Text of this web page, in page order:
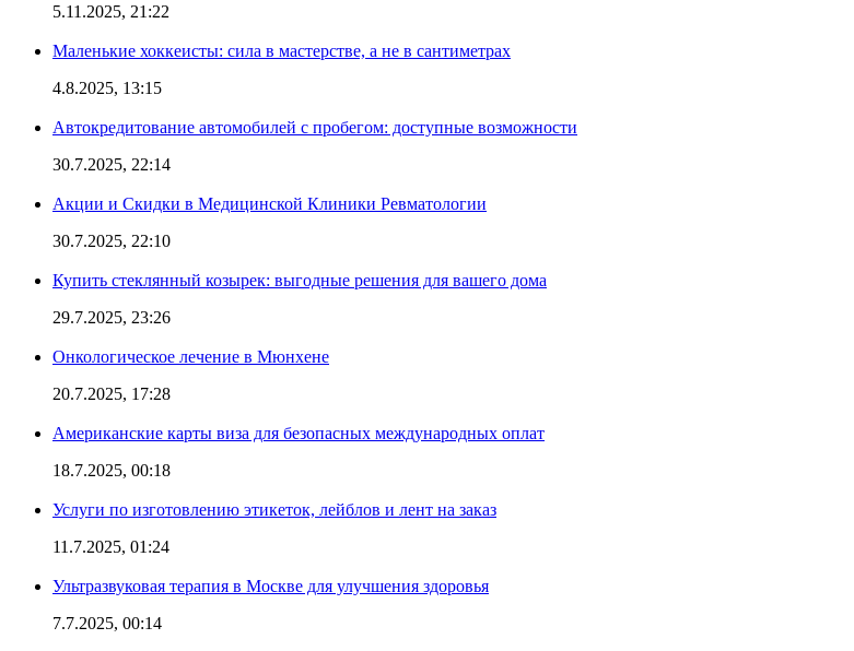
5.11.2025, 21:22
Маленькие хоккеисты: сила в мастерстве, а не в сантиметрах
4.8.2025, 13:15
Автокредитование автомобилей с пробегом: доступные возможности
30.7.2025, 22:14
Акции и Скидки в Медицинской Клиники Ревматологии
30.7.2025, 22:10
Купить стеклянный козырек: выгодные решения для вашего дома
29.7.2025, 23:26
Онкологическое лечение в Мюнхене
20.7.2025, 17:28
Американские карты виза для безопасных международных оплат
18.7.2025, 00:18
Услуги по изготовлению этикеток, лейблов и лент на заказ
11.7.2025, 01:24
Ультразвуковая терапия в Москве для улучшения здоровья
7.7.2025, 00:14